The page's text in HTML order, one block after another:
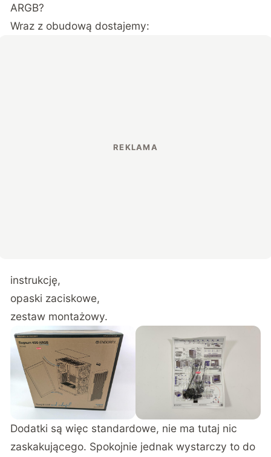
ARGB?
Wraz z obudową dostajemy:
instrukcję,
opaski zaciskowe,
zestaw montażowy.
Dodatki są więc standardowe, nie ma tutaj nic
zaskakującego. Spokojnie jednak wystarczy to do